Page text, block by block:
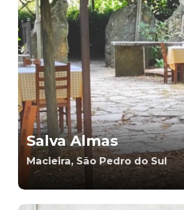
Salva Almas
Macieira, São Pedro do Sul